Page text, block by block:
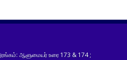
ஆளுமையர் உரை 173 & 174 ;